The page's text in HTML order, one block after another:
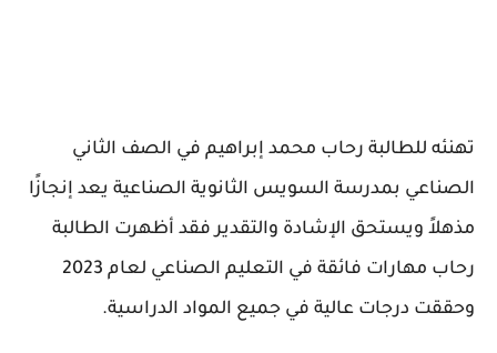
تهنئه للطالبة رحاب محمد إبراهيم في الصف الثاني
الصناعي بمدرسة السويس الثانوية الصناعية يعد إنجازًا
مذهلاً ويستحق الإشادة والتقدير فقد أظهرت الطالبة
رحاب مهارات فائقة في التعليم الصناعي لعام 2023
وحققت درجات عالية في جميع المواد الدراسية.